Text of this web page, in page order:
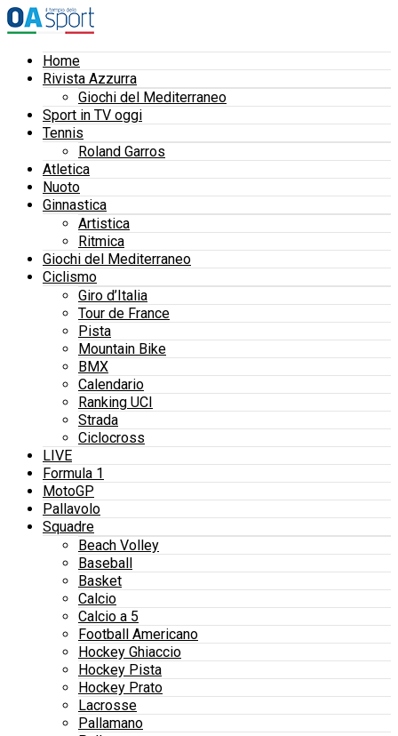
Home
Rivista Azzurra
Giochi del Mediterraneo
Sport in TV oggi
Tennis
Roland Garros
Atletica
Nuoto
Ginnastica
Artistica
Ritmica
Giochi del Mediterraneo
Ciclismo
Giro d’Italia
Tour de France
Pista
Mountain Bike
BMX
Calendario
Ranking UCI
Strada
Ciclocross
LIVE
Formula 1
MotoGP
Pallavolo
Squadre
Beach Volley
Baseball
Basket
Calcio
Calcio a 5
Football Americano
Hockey Ghiaccio
Hockey Pista
Hockey Prato
Lacrosse
Pallamano